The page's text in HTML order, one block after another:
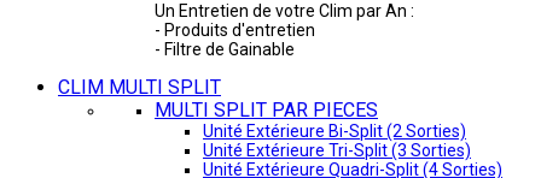
Un Entretien de votre Clim par An :
- Produits d'entretien
- Filtre de Gainable
CLIM MULTI SPLIT
MULTI SPLIT PAR PIECES
Unité Extérieure Bi-Split (2 Sorties)
Unité Extérieure Tri-Split (3 Sorties)
Unité Extérieure Quadri-Split (4 Sorties)